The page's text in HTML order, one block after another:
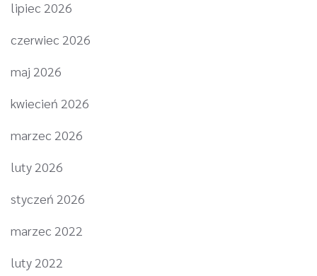
lipiec 2026
czerwiec 2026
maj 2026
kwiecień 2026
marzec 2026
luty 2026
styczeń 2026
marzec 2022
luty 2022